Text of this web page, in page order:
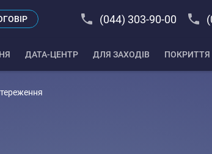
(044) 303-90-00
ДАТА-ЦЕНТР ДЛЯ ЗАХОДІВ ПОКРИТТЯ